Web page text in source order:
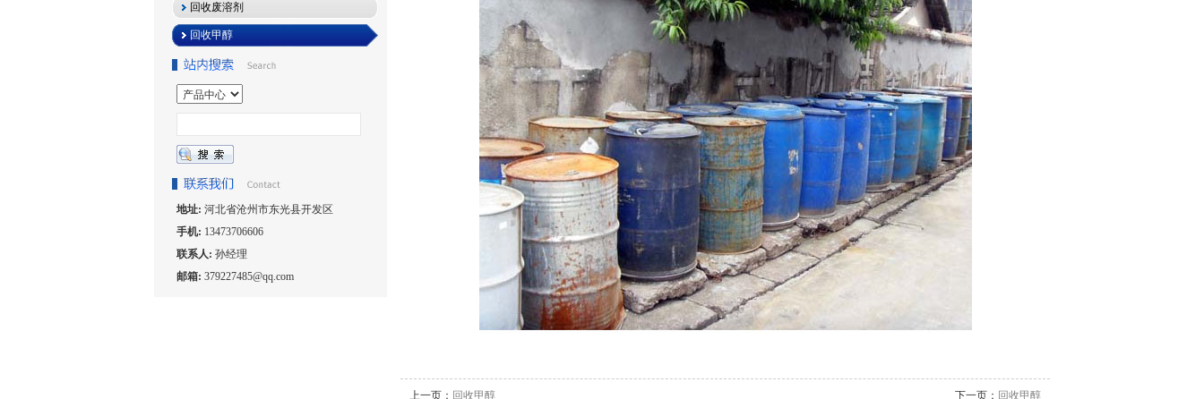
回收废溶剂
回收甲醇
地址: 河北省沧州市东光县开发区
手机: 13473706606
联系人: 孙经理
邮箱: 379227485@qq.com
上一页： 回收甲醇 下一页： 回收甲醇